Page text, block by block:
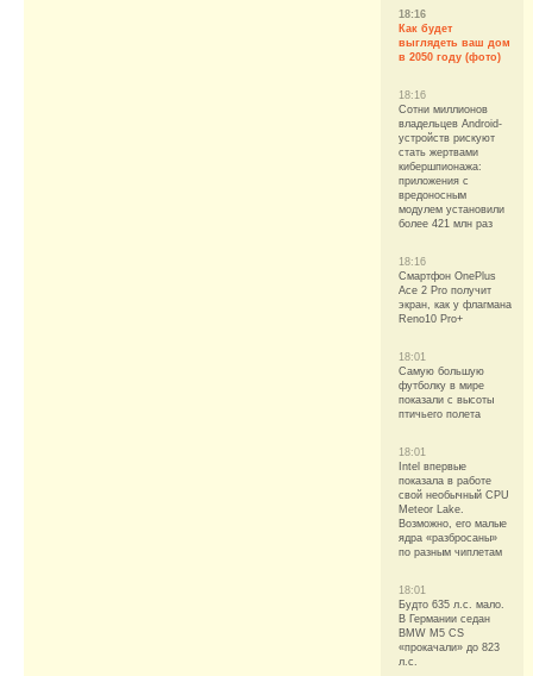
18:16
Как будет
выглядеть ваш дом
в 2050 году (фото)
18:16
Сотни миллионов
владельцев Android-
устройств рискуют
стать жертвами
кибершпионажа:
приложения с
вредоносным
модулем установили
более 421 млн раз
18:16
Смартфон OnePlus
Ace 2 Pro получит
экран, как у флагмана
Reno10 Pro+
18:01
Самую большую
футболку в мире
показали с высоты
птичьего полета
18:01
Intel впервые
показала в работе
свой необычный CPU
Meteor Lake.
Возможно, его малые
ядра «разбросаны»
по разным чиплетам
18:01
Будто 635 л.с. мало.
В Германии седан
BMW M5 CS
«прокачали» до 823
л.с.